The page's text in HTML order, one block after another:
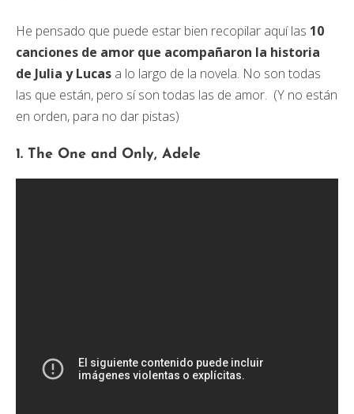
He pensado que puede estar bien recopilar aquí las 10
canciones de amor que acompañaron la historia
de Julia y Lucas a lo largo de la novela. No son todas
las que están, pero sí son todas las de amor. (Y no están
en orden, para no dar pistas)
1. The One and Only, Adele